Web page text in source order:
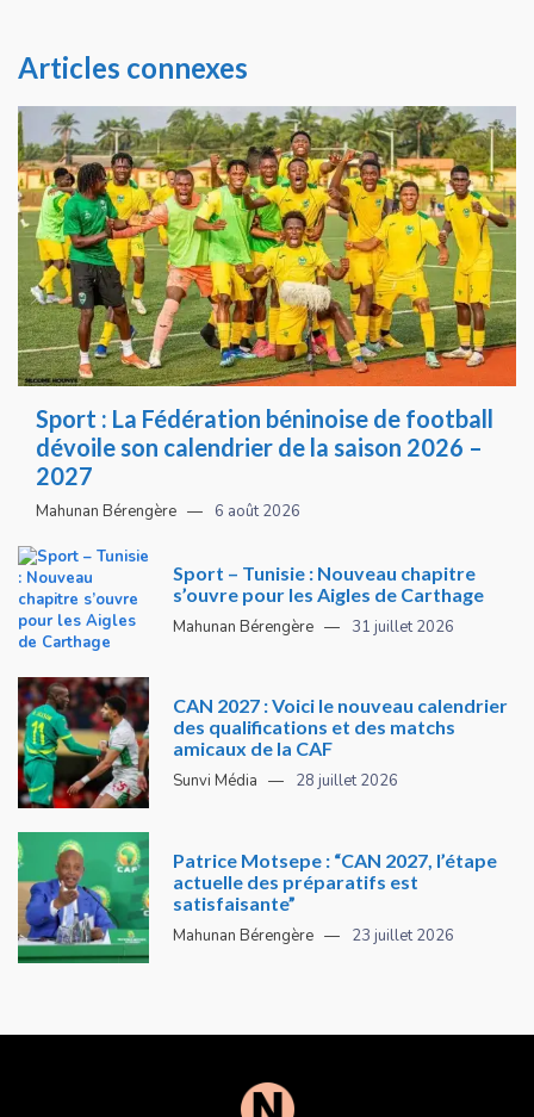
Articles connexes
Sport : La Fédération béninoise de football
dévoile son calendrier de la saison 2026 –
2027
Mahunan Bérengère 6 août 2026
Sport – Tunisie : Nouveau chapitre
s’ouvre pour les Aigles de Carthage
Mahunan Bérengère 31 juillet 2026
CAN 2027 : Voici le nouveau calendrier
des qualifications et des matchs
amicaux de la CAF
Sunvi Média 28 juillet 2026
Patrice Motsepe : “CAN 2027, l’étape
actuelle des préparatifs est
satisfaisante”
Mahunan Bérengère 23 juillet 2026